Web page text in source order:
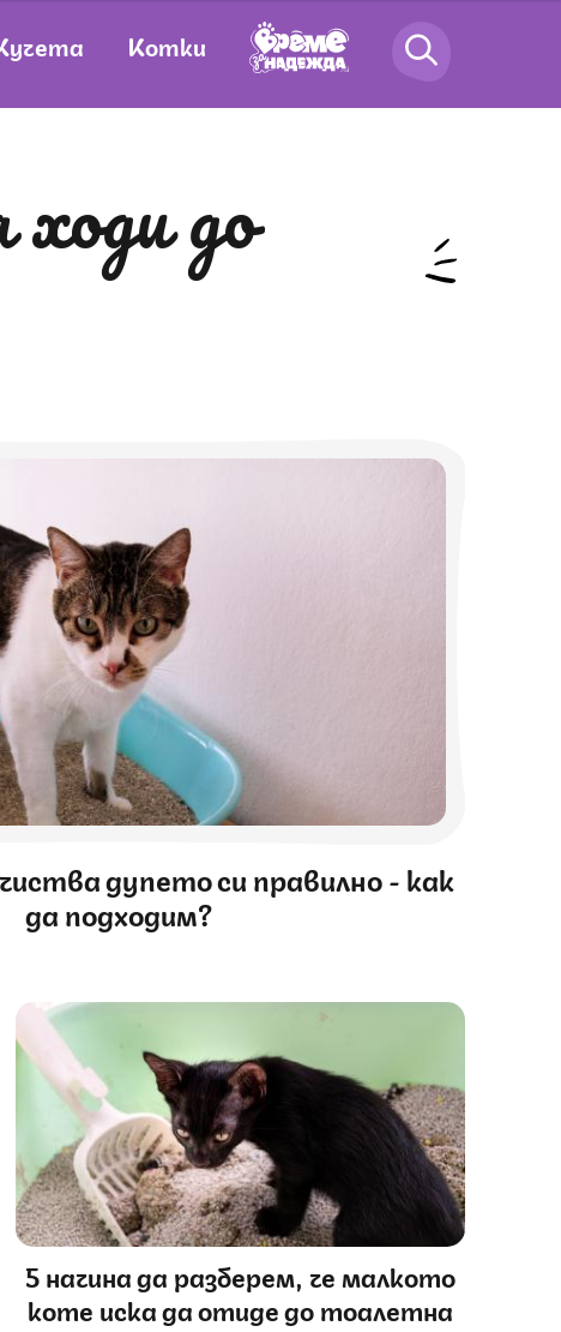
Котки
дупето си правилно - как
да подходим?
5 начина да разберем, че малкото
коте иска да отиде до тоалетна